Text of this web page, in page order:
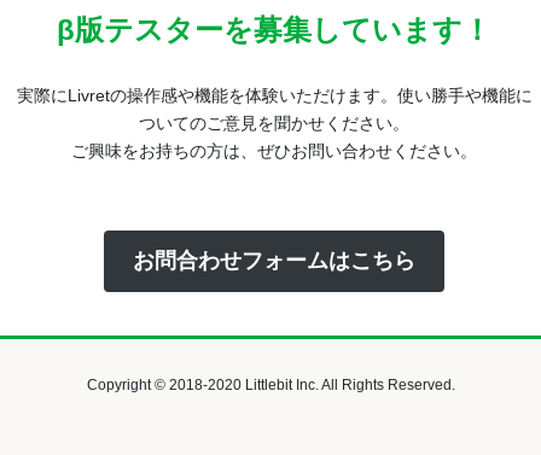
β版テスターを募集しています！
実際にLivretの操作感や機能を体験いただけます。使い勝手や機能に
ついてのご意見を聞かせください。
ご興味をお持ちの方は、ぜひお問い合わせください。
お問合わせフォームはこちら
Copyright © 2018-2020 Littlebit Inc. All Rights Reserved.